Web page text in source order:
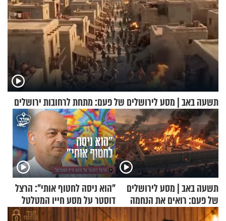
תשעה באב | מסע לירושלים של פעם: מתחת לרחובות ירושלים
תשעה באב | מסע לירושלים
של פעם: רואים את הנחמה
"הוא ניסה לחטוף אותי": הרצל
דוסטר על מסע חייו המטלטל